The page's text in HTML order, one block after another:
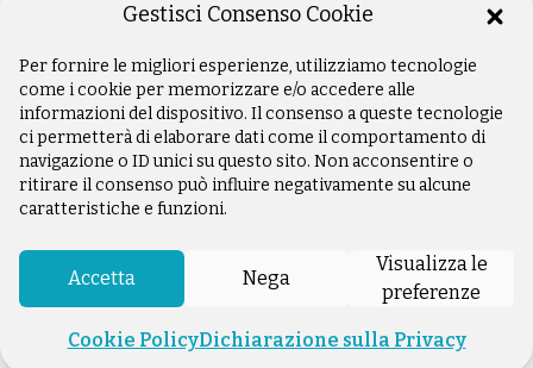
©Copyright 2003 –
Italiano Soka Gakkai. Tutti i diritti riservati |
P.IVA: 04935120487 | Sede Legale: Firenze |
Privacy Policy
Gestisci Consenso Cookie
Per fornire le migliori esperienze, utilizziamo tecnologie
come i cookie per memorizzare e/o accedere alle
informazioni del dispositivo. Il consenso a queste tecnologie
ci permetterà di elaborare dati come il comportamento di
navigazione o ID unici su questo sito. Non acconsentire o
ritirare il consenso può influire negativamente su alcune
caratteristiche e funzioni.
Accetta Nega
Visualizza le
preferenze
Cookie PolicyDichiarazione sulla Privacy